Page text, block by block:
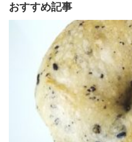
おすすめ記事